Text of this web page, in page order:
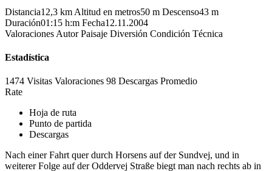
Distancia12,3 km Altitud en metros50 m Descenso43 m
Duración01:15 h:m Fecha12.11.2004
Valoraciones Autor Paisaje Diversión Condición Técnica
Estadística
1474 Visitas Valoraciones 98 Descargas Promedio
Rate
Hoja de ruta
Punto de partida
Descargas
Nach einer Fahrt quer durch Horsens auf der Sundvej, und in
weiterer Folge auf der Oddervej Straße biegt man nach rechts ab in